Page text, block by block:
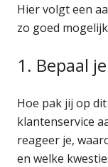
Hier volgt een
zo goed
1. Bepaal
Hoe pak jij op
klantenservice
reageer je,
en welke